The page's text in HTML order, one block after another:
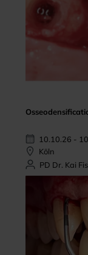
10.10.26 -
Köln
PD Dr. Kai